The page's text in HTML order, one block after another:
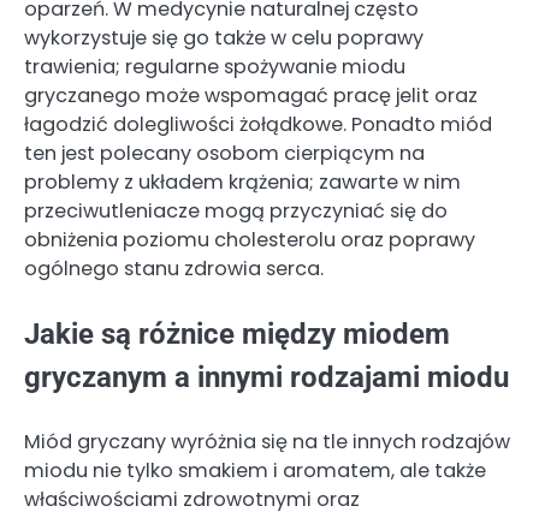
oparzeń. W medycynie naturalnej często
wykorzystuje się go także w celu poprawy
trawienia; regularne spożywanie miodu
gryczanego może wspomagać pracę jelit oraz
łagodzić dolegliwości żołądkowe. Ponadto miód
ten jest polecany osobom cierpiącym na
problemy z układem krążenia; zawarte w nim
przeciwutleniacze mogą przyczyniać się do
obniżenia poziomu cholesterolu oraz poprawy
ogólnego stanu zdrowia serca.
Jakie są różnice między miodem
gryczanym a innymi rodzajami miodu
Miód gryczany wyróżnia się na tle innych rodzajów
miodu nie tylko smakiem i aromatem, ale także
właściwościami zdrowotnymi oraz